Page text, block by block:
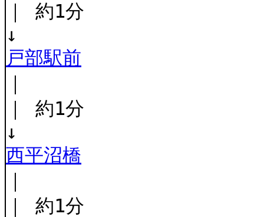
｜ 約1分
↓
戸部駅前
｜ 約1分
↓
西平沼橋
｜ 約1分